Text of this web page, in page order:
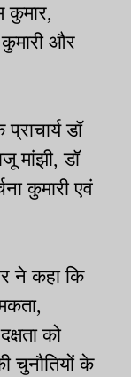
कुमार,
और
डॉ
मांझी, डॉ
कुमारी एवं
ने कहा कि
को
चुनौतियों के